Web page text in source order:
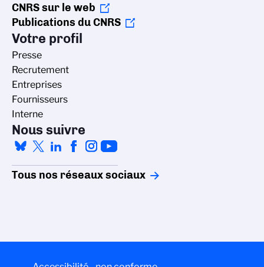
CNRS sur le web
Publications du CNRS
Votre profil
Presse
Recrutement
Entreprises
Fournisseurs
Interne
Nous suivre
Tous nos réseaux sociaux